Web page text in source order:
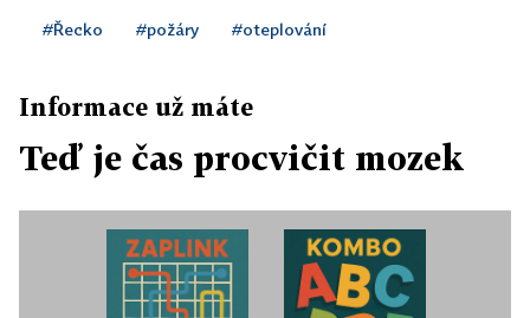
#Řecko #požáry #oteplování
Informace už máte
Teď je čas procvičit mozek